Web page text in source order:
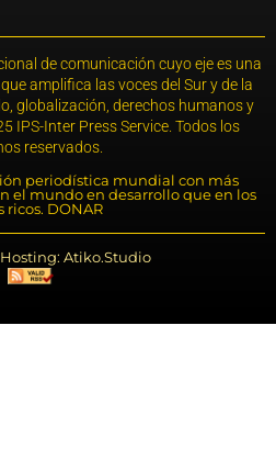
de comunicación cuyo eje es una
amplifica las voces del Sur y de la
globalización, derechos humanos y
IPS-Inter Press Service. Todos los
reservados.
periodística mundial con más
el mundo en desarrollo que en los
ricos. DONAR
Atiko.Studio